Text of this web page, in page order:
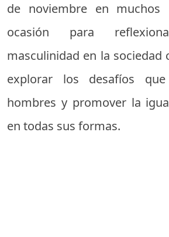
de noviembre en muchos
ocasión para
masculinidad en la sociedad
explorar los desafíos
hombres y promover la
en todas sus formas.